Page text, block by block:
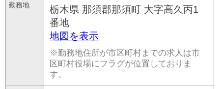
勤務地 栃木県 那須郡那須町 大字高久丙1
番地
地図を表示
※勤務地住所が市区町村までの求人は市
区町村役場にフラグが位置しておりま
す。